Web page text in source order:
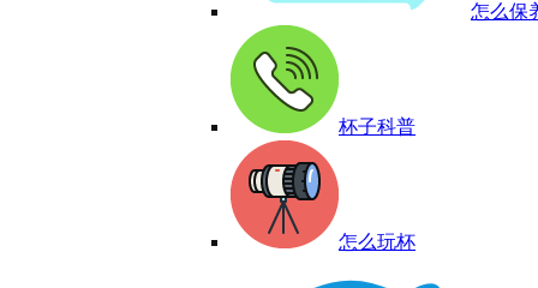
怎么保
杯子科普
怎么玩杯